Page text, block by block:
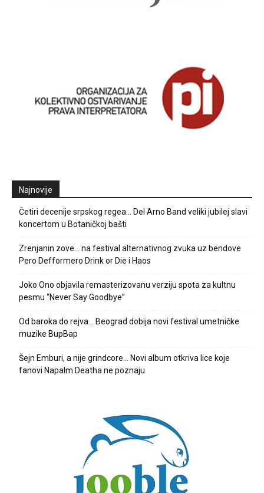
Najnovije
Četiri decenije srpskog regea… Del Arno Band veliki jubilej slavi
koncertom u Botaničkoj bašti
Zrenjanin zove… na festival alternativnog zvuka uz bendove
Pero Defformero Drink or Die i Haos
Joko Ono objavila remasterizovanu verziju spota za kultnu
pesmu “Never Say Goodbye”
Od baroka do rejva… Beograd dobija novi festival umetničke
muzike BupBap
Šejn Emburi, a nije grindcore… Novi album otkriva lice koje
fanovi Napalm Deatha ne poznaju